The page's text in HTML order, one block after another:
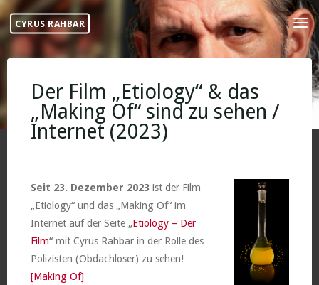
Skip
content
CYRUS RAHBAR
Der Film „Etiology“ & das
„Making Of“ sind zu sehen /
Internet (2023)
Seit 23. Dezember 2023 ist der Film
„Etiology“ und das „Making Of“ im
Internet auf der Seite „Etiology – Der
Film“ mit Cyrus Rahbar in der Rolle des
Polizisten (Obdachloser) zu sehen!
[Making Of]